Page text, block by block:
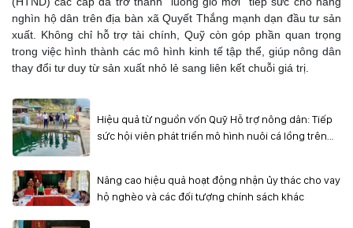
nghìn hộ dân trên địa bàn xã Quyết Thắng mạnh dạn đầu tư sản
xuất. Không chỉ hỗ trợ tài chính, Quỹ còn góp phần quan trọng
trong việc hình thành các mô hình kinh tế tập thể, giúp nông dân
thay đổi tư duy từ sản xuất nhỏ lẻ sang liên kết chuỗi giá trị.
Hiệu quả từ nguồn vốn Quỹ Hỗ trợ nông dân: Tiếp
sức hội viên phát triển mô hình nuôi cá lồng trên
Nâng cao hiệu quả hoạt động nhận ủy thác cho vay
hộ nghèo và các đối tượng chính sách khác